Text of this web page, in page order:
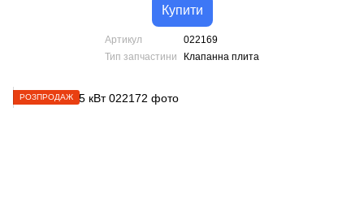
Купити
Артикул
022169
Тип запчастини
Клапанна плита
РОЗПРОДАЖ